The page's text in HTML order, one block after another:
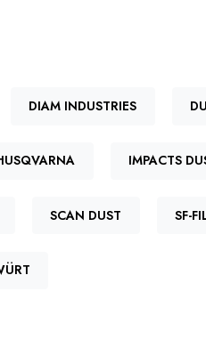
DIAM INDUSTRIES
IMPACTS
SCAN DUST SF-